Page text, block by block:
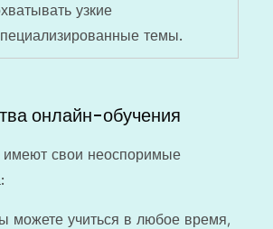
узкие
темы.
онлайн-обучения
свои неоспоримые
можете учиться в любое время,